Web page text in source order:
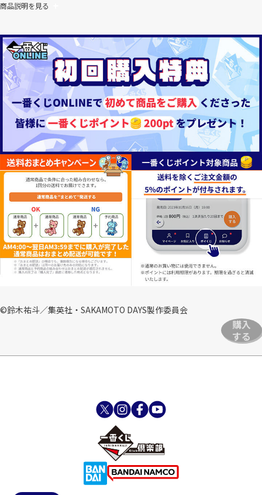
商品説明を見る
©鈴木祐斗／集英社・SAKAMOTO DAYS製作委員会
購入
する